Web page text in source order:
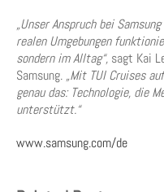
„Unser Anspruch bei
realen Umgebungen
sondern im Alltag“, sagt Kai
Samsung. „Mit TUI Cruises
genau das: Technologie, die
unterstützt.“
www.samsung.com/de